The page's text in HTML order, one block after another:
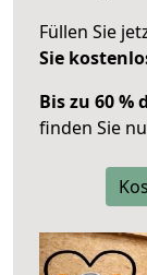
Füllen Sie
Sie
Bis zu 60 %
finden Sie